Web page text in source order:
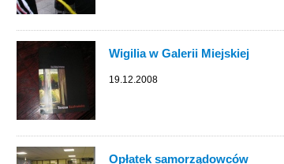
Wigilia w Galerii Miejskiej
19.12.2008
Opłatek samorządowców